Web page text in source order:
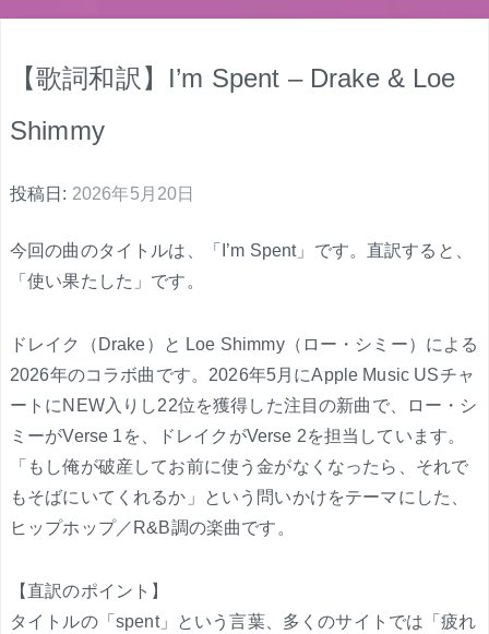
【歌詞和訳】I’m Spent – Drake & Loe
Shimmy
投稿日: 2026年5月20日
今回の曲のタイトルは、「I’m Spent」です。直訳すると、
「使い果たした」です。
ドレイク（Drake）と Loe Shimmy（ロー・シミー）による
2026年のコラボ曲です。2026年5月にApple Music USチャ
ートにNEW入りし22位を獲得した注目の新曲で、ロー・シ
ミーがVerse 1を、ドレイクがVerse 2を担当しています。
「もし俺が破産してお前に使う金がなくなったら、それで
もそばにいてくれるか」という問いかけをテーマにした、
ヒップホップ／R&B調の楽曲です。
【直訳のポイント】
タイトルの「spent」という言葉、多くのサイトでは「疲れ